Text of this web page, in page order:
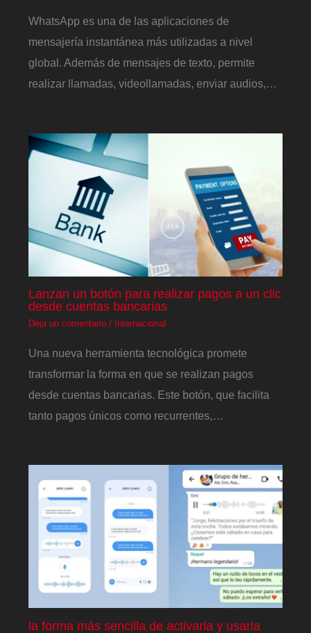
WhatsApp es una de las aplicaciones de
mensajería instantánea más utilizadas a nivel
global. Además de mensajes de texto, permite
realizar llamadas, videollamadas, enviar audios,…
Lanzan un botón para realizar pagos a un clic
desde cuentas bancarias
Deja un comentario / Internacional
Una nueva herramienta tecnológica promete
transformar la forma en que se realizan pagos
desde cuentas bancarias. Este botón, que facilita
tanto pagos únicos como recurrentes,…
la forma más sencilla de activarla y usarla